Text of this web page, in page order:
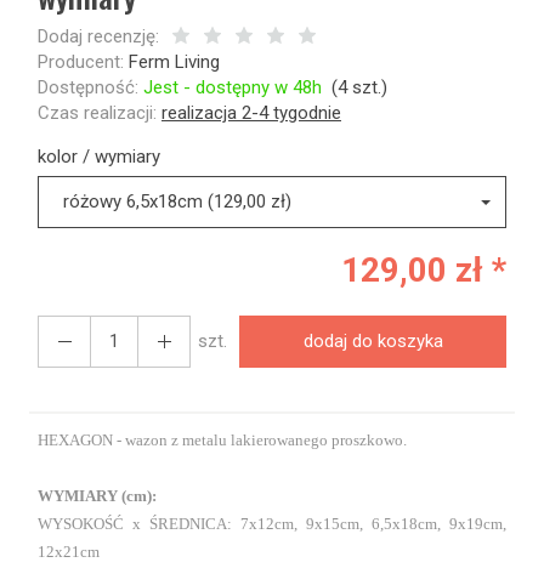
Dodaj recenzję:
Producent: Ferm Living
Dostępność: Jest - dostępny w 48h (4szt.)
Czas realizacji: realizacja 2-4 tygodnie
kolor / wymiary
różowy 6,5x18cm (129,00 zł)
129,00 zł *
szt. dodaj do koszyka
HEXAGON - wazon z metalu lakierowanego proszkowo.
WYMIARY (cm):
WYSOKOŚĆ x ŚREDNICA: 7x12cm, 9x15cm, 6,5x18cm, 9x19cm,
12x21cm